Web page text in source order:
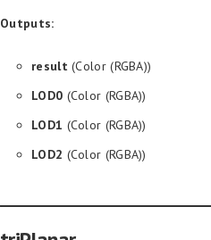
Outputs:
result (Color (RGBA))
LOD0 (Color (RGBA))
LOD1 (Color (RGBA))
LOD2 (Color (RGBA))